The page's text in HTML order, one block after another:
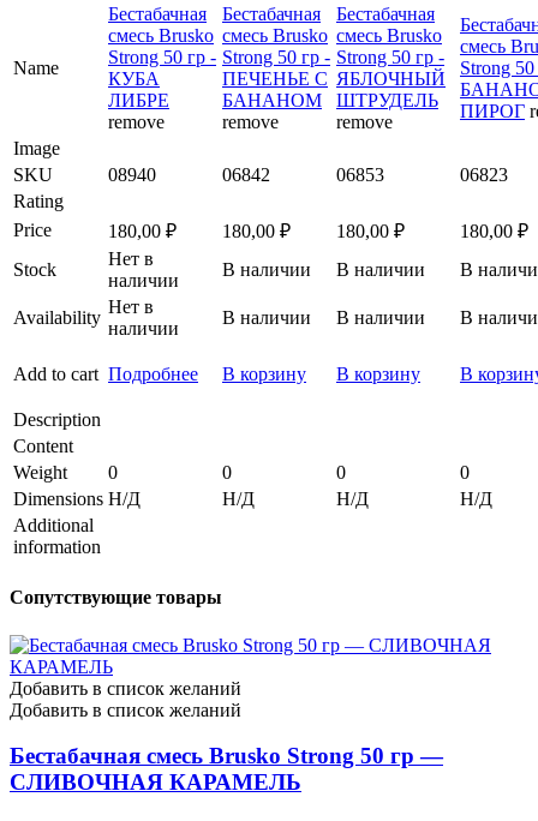
Name
Бестабачная
смесь Brusko
Strong 50 гр -
КУБА
ЛИБРЕ
remove
Бестабачная
смесь Brusko
Strong 50 гр -
ПЕЧЕНЬЕ С
БАНАНОМ
remove
Бестабачная
смесь Brusko
Strong 50 гр -
ЯБЛОЧНЫЙ
ШТРУДЕЛЬ
remove
смесь
Strong 50
ПИРОГ
Image
SKU
08940 06842 06853
06823
Rating
Price
180,00 ₽ 180,00 ₽ 180,00 ₽ 180,00 ₽
Stock
Нет в
наличии
В наличии В наличии В
Availability
Нет в
наличии
В наличии В наличии В
Add to cart Подробнее В корзину В корзину В
Description
Content
Weight
0 0 0
0
Dimensions Н/Д Н/Д Н/Д
Н/Д
Additional
information
Сопутствующие товары
Добавить в список желаний
Добавить в список желаний
Бестабачная смесь Brusko Strong 50 гр —
СЛИВОЧНАЯ КАРАМЕЛЬ